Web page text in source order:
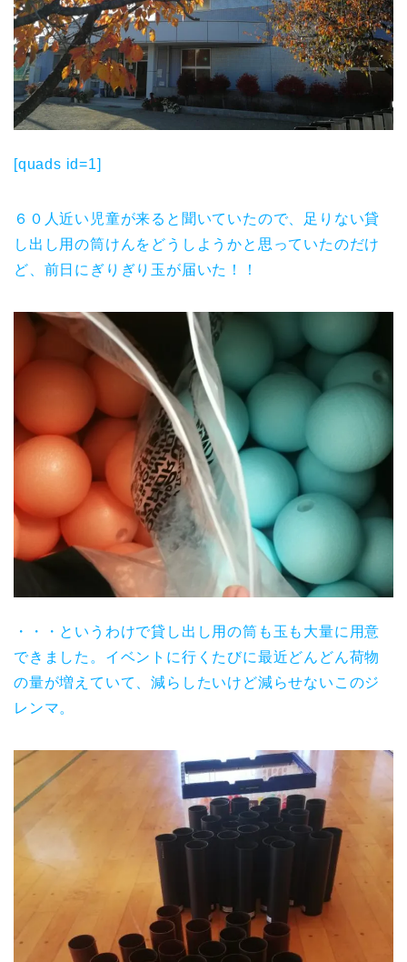
[quads id=1]
６０人近い児童が来ると聞いていたので、足りない貸
し出し用の筒けんをどうしようかと思っていたのだけ
ど、前日にぎりぎり玉が届いた！！
・・・というわけで貸し出し用の筒も玉も大量に用意
できました。イベントに行くたびに最近どんどん荷物
の量が増えていて、減らしたいけど減らせないこのジ
レンマ。